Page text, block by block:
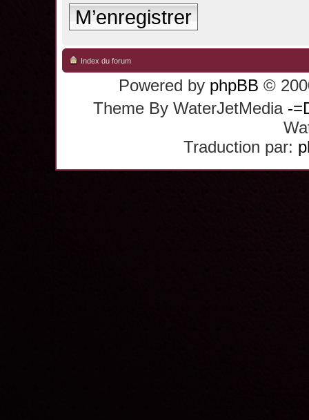
M’enregistrer
Index du forum
Powered by phpBB ©
Theme By WaterJetMedia -
Traduction par: